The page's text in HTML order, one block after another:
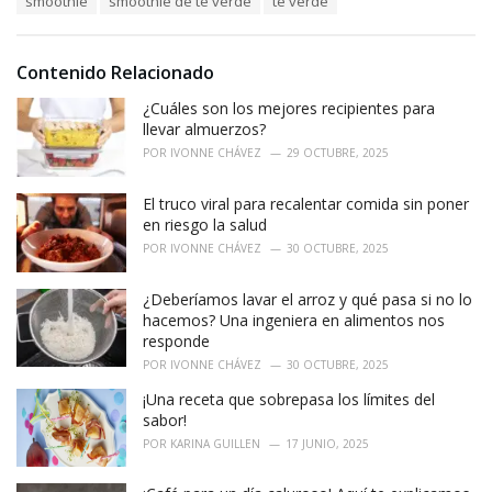
o
r
i
:Contenido Relacionado
¿Cuáles son los mejores recipientes para
llevar almuerzos?
POR IVONNE CHÁVEZ 29 OCTUBRE, 2025
El truco viral para recalentar comida sin poner
en riesgo la salud
POR IVONNE CHÁVEZ 30 OCTUBRE, 2025
¿Deberíamos lavar el arroz y qué pasa si no lo
hacemos? Una ingeniera en alimentos nos
responde
POR IVONNE CHÁVEZ 30 OCTUBRE, 2025
¡Una receta que sobrepasa los límites del
sabor!
POR KARINA GUILLEN 17 JUNIO, 2025